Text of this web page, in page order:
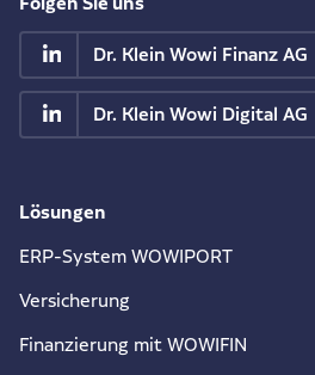
Dr. Klein Wowi Finanz AG
Dr. Klein Wowi Digital AG
Lösungen
ERP-System WOWIPORT
Versicherung
Finanzierung mit WOWIFIN